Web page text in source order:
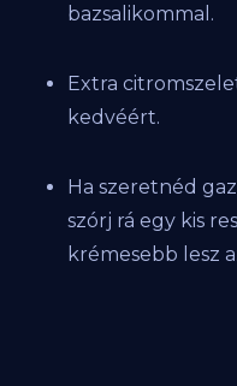
bazsalikommal.
Extra
kedvéért.
Ha szeretnéd
szórj rá egy kis
krémesebb lesz